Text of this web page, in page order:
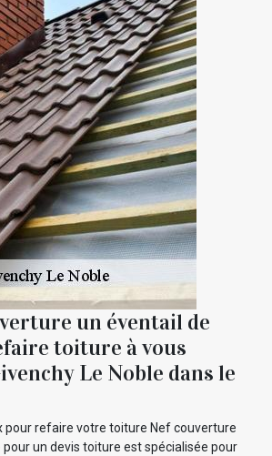
un éventail de
toiture à vous
Le Noble dans le
pour refaire votre toiture Nef couverture
un devis toiture est spécialisée pour